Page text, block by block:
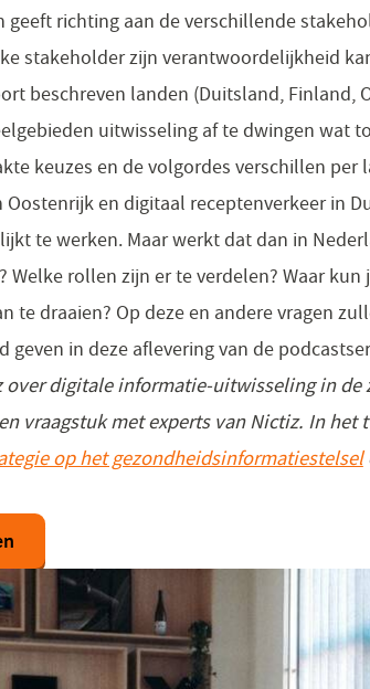
richting aan de verschillende
stakeholder zijn verantwoordelijkheid
beschreven landen (Duitsland, Finland,
uitwisseling af te dwingen wat
keuzes en de volgordes verschillen
en digitaal receptenverkeer in
te werken. Maar werkt dat dan in
Welke rollen zijn er te verdelen? Waar
te draaien? Op deze en andere vragen
geven in deze aflevering van de
over digitale informatie-uitwisseling in de
vraagstuk met experts van Nictiz. In het
op het gezondheidsinformatiestelsel